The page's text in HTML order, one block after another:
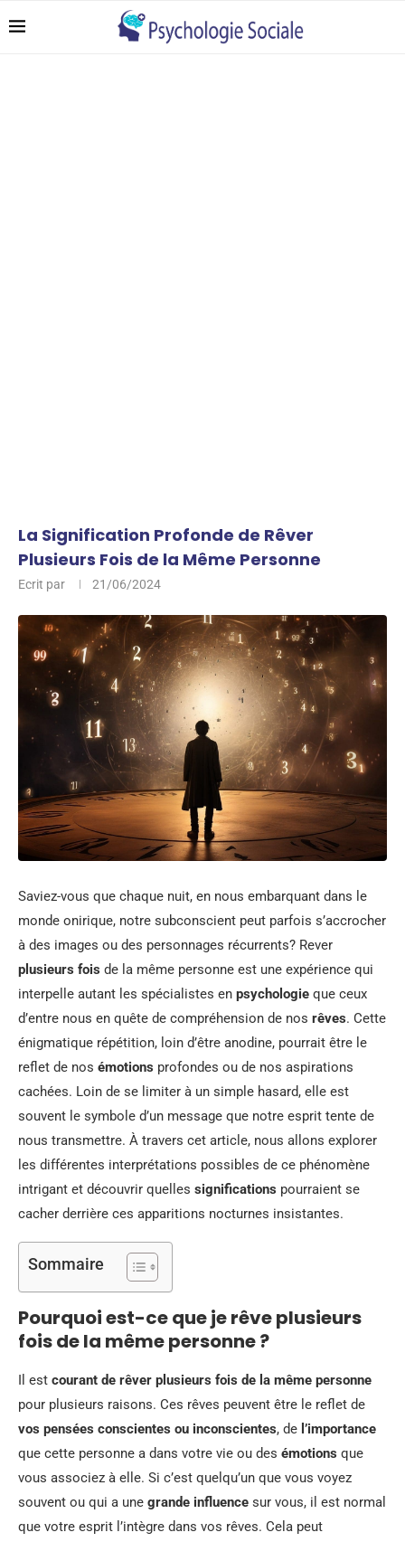
La Signification Profonde de Rêver
Plusieurs Fois de la Même Personne
Ecrit par 21/06/2024
Saviez-vous que chaque nuit, en nous embarquant dans le
monde onirique, notre subconscient peut parfois s’accrocher
à des images ou des personnages récurrents? Rever
plusieurs fois de la même personne est une expérience qui
interpelle autant les spécialistes en psychologie que ceux
d’entre nous en quête de compréhension de nos rêves. Cette
énigmatique répétition, loin d’être anodine, pourrait être le
reflet de nos émotions profondes ou de nos aspirations
cachées. Loin de se limiter à un simple hasard, elle est
souvent le symbole d’un message que notre esprit tente de
nous transmettre. À travers cet article, nous allons explorer
les différentes interprétations possibles de ce phénomène
intrigant et découvrir quelles significations pourraient se
cacher derrière ces apparitions nocturnes insistantes.
Sommaire
Pourquoi est-ce que je rêve plusieurs
fois de la même personne ?
Il est courant de rêver plusieurs fois de la même personne
pour plusieurs raisons. Ces rêves peuvent être le reflet de
vos pensées conscientes ou inconscientes, de l’importance
que cette personne a dans votre vie ou des émotions que
vous associez à elle. Si c’est quelqu’un que vous voyez
souvent ou qui a une grande influence sur vous, il est normal
que votre esprit l’intègre dans vos rêves. Cela peut